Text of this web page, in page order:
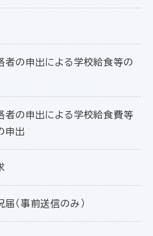
者の申出による学校給食等の
者の申出による学校給食費等
申出
（事前送信のみ）